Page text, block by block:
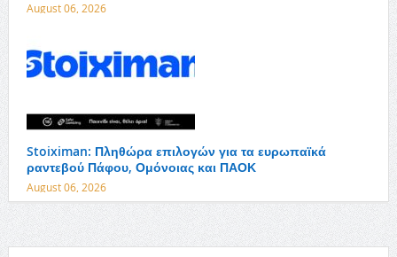
August 06, 2026
Stoiximan: Πληθώρα επιλογών για τα ευρωπαϊκά
ραντεβού Πάφου, Ομόνοιας και ΠΑΟΚ
August 06, 2026